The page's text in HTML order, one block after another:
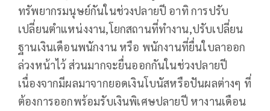
ทรัพยากรมนุษย์กันในช่วงปลายปี อาทิ การปรับ
เปลี่ยนตำแหน่งงาน,โยกสถานที่ทำงาน,ปรับเปลี่ยน
ฐานเงินเดือนพนักงาน หรือ พนักงานที่ยื่นใบลาออก
ล่วงหน้าไว้ ส่วนมากจะยื่นออกกันในช่วงปลายปี
เนื่องจากมีผลมาจากยอดเงินโบนัสหรือปันผลต่างๆ ที่
ต้องการออกพร้อมรับเงินพิเศษปลายปี หางานเดือน